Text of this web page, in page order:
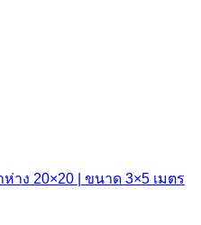
าง 20×20 | ขนาด 3×5 เมตร